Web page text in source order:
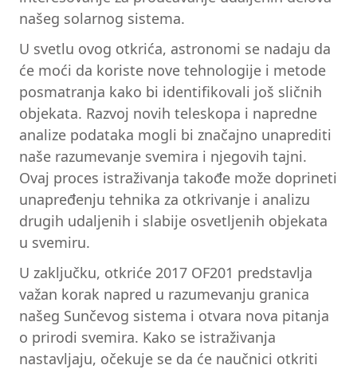
našeg solarnog sistema.
U svetlu ovog otkrića, astronomi se nadaju da
će moći da koriste nove tehnologije i metode
posmatranja kako bi identifikovali još sličnih
objekata. Razvoj novih teleskopa i napredne
analize podataka mogli bi značajno unaprediti
naše razumevanje svemira i njegovih tajni.
Ovaj proces istraživanja takođe može doprineti
unapređenju tehnika za otkrivanje i analizu
drugih udaljenih i slabije osvetljenih objekata
u svemiru.
U zaključku, otkriće 2017 OF201 predstavlja
važan korak napred u razumevanju granica
našeg Sunčevog sistema i otvara nova pitanja
o prirodi svemira. Kako se istraživanja
nastavljaju, očekuje se da će naučnici otkriti